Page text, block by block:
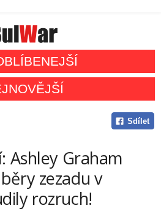
Sdílet
Ashley Graham
zezadu v
rozruch!